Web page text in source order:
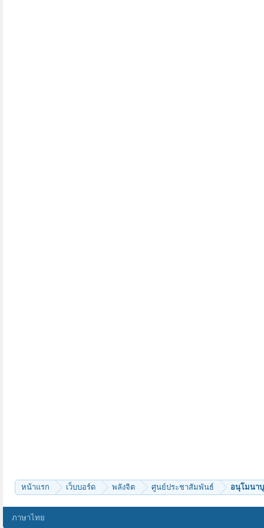
หน้าแรก เว็บบอร์ด พลังจิต ศูนย์ประชาสัมพันธ์ อนุโมนา
ภาษาไทย